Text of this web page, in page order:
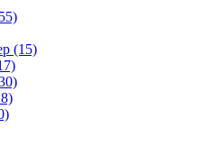
(15)